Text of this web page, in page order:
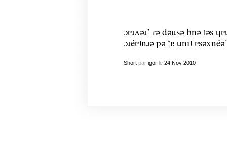
ɔɐɹʌǝɹ’ ɾǝ dǝusǝ bnǝ ʇǝs
ɔɹéɐʇnɹǝ pǝ ןɐ unıʇ ɐsǝxnéǝ˙
Shortpar igorle 24 Nov 2010